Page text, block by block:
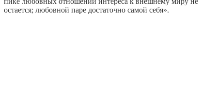
остается; любовной паре достаточно самой себя».